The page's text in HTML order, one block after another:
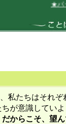
★パー
私たちはそれ
が意識してい
だからこそ、望